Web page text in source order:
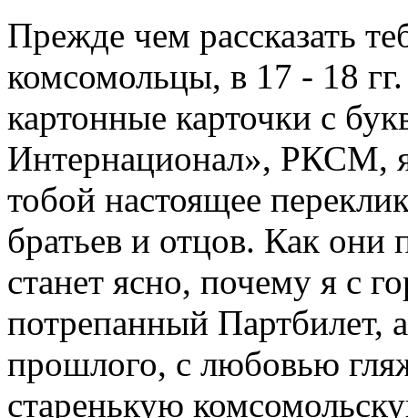
Прежде чем рассказать
комсомольцы, в 17 - 18
картонные карточки с
Интернационал», РКСМ, я
тобой настоящее
братьев и отцов. Как они
станет ясно, почему я с
потрепанный Партбилет,
прошлого, с любовью
старенькую